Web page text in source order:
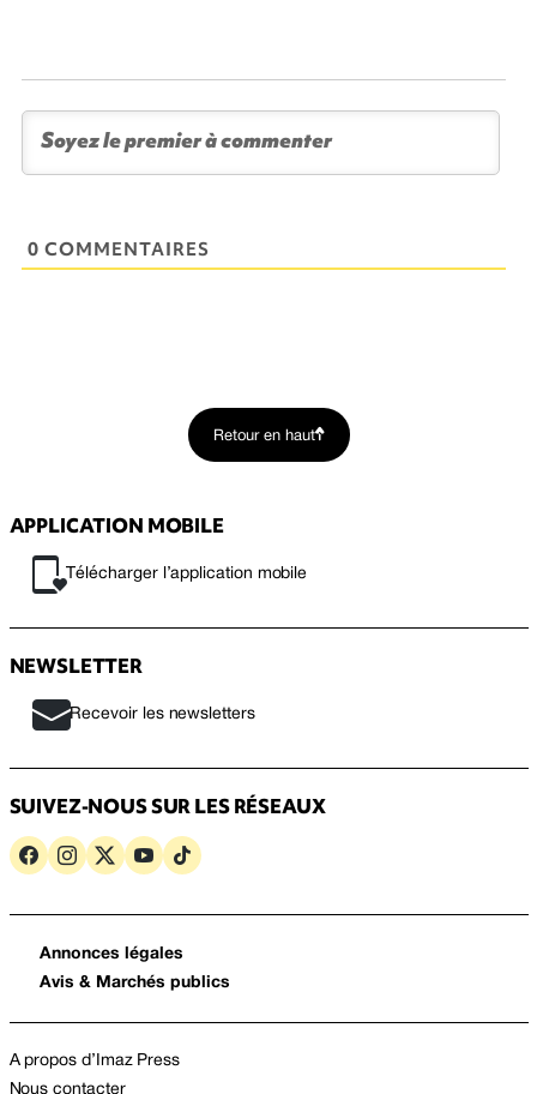
0 COMMENTAIRES
Retour en haut
APPLICATION MOBILE
Télécharger l’application mobile
NEWSLETTER
Recevoir les newsletters
SUIVEZ-NOUS SUR LES RÉSEAUX
Annonces légales
Avis & Marchés publics
A propos d’Imaz Press
Nous contacter